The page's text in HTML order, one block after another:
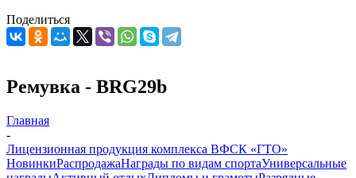
Поделиться
Ремувка - BRG29b
Главная
-
Лицензионная продукция комплекса ВФСК «ГТО»
НовинкиРаспродажаНаграды по видам спортаУниверсальные